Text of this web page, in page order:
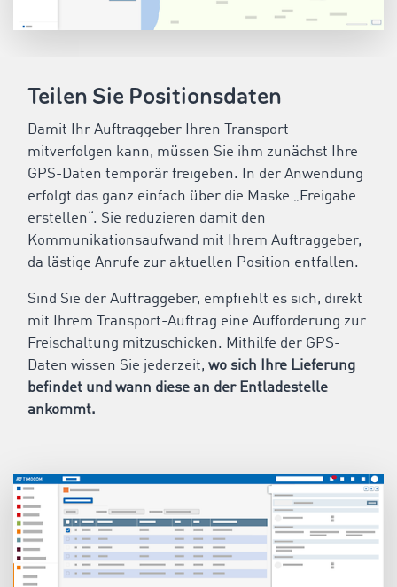
Teilen Sie Positionsdaten
Damit Ihr Auftraggeber Ihren Transport
mitverfolgen kann, müssen Sie ihm zunächst Ihre
GPS-Daten temporär freigeben. In der Anwendung
erfolgt das ganz einfach über die Maske „Freigabe
erstellen“. Sie reduzieren damit den
Kommunikationsaufwand mit Ihrem Auftraggeber,
da lästige Anrufe zur aktuellen Position entfallen.
Sind Sie der Auftraggeber, empfiehlt es sich, direkt
mit Ihrem Transport-Auftrag eine Aufforderung zur
Freischaltung mitzuschicken. Mithilfe der GPS-
Daten wissen Sie jederzeit, wo sich Ihre Lieferung
befindet und wann diese an der Entladestelle
ankommt.